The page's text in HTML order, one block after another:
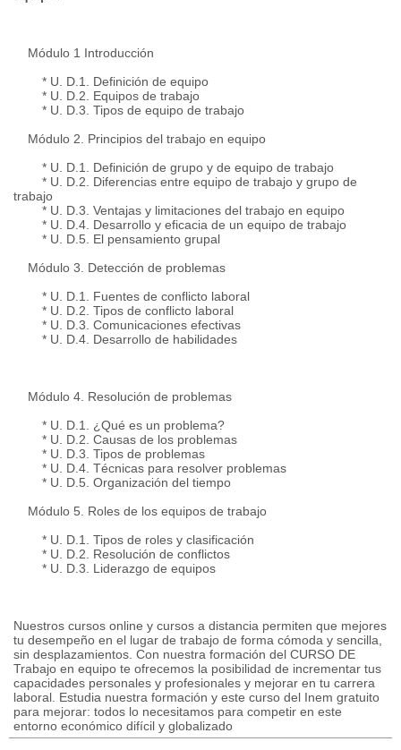
Módulo 1 Introducción
* U. D.1. Definición de equipo
* U. D.2. Equipos de trabajo
* U. D.3. Tipos de equipo de trabajo
Módulo 2. Principios del trabajo en equipo
* U. D.1. Definición de grupo y de equipo de trabajo
* U. D.2. Diferencias entre equipo de trabajo y grupo de
trabajo
* U. D.3. Ventajas y limitaciones del trabajo en equipo
* U. D.4. Desarrollo y eficacia de un equipo de trabajo
* U. D.5. El pensamiento grupal
Módulo 3. Detección de problemas
* U. D.1. Fuentes de conflicto laboral
* U. D.2. Tipos de conflicto laboral
* U. D.3. Comunicaciones efectivas
* U. D.4. Desarrollo de habilidades
Módulo 4. Resolución de problemas
* U. D.1. ¿Qué es un problema?
* U. D.2. Causas de los problemas
* U. D.3. Tipos de problemas
* U. D.4. Técnicas para resolver problemas
* U. D.5. Organización del tiempo
Módulo 5. Roles de los equipos de trabajo
* U. D.1. Tipos de roles y clasificación
* U. D.2. Resolución de conflictos
* U. D.3. Liderazgo de equipos
Nuestros cursos online y cursos a distancia permiten que mejores
tu desempeño en el lugar de trabajo de forma cómoda y sencilla,
sin desplazamientos. Con nuestra formación del CURSO DE
Trabajo en equipo te ofrecemos la posibilidad de incrementar tus
capacidades personales y profesionales y mejorar en tu carrera
laboral. Estudia nuestra formación y este curso del Inem gratuito
para mejorar: todos lo necesitamos para competir en este
entorno económico difícil y globalizado